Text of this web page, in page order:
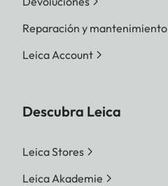
Reparación y mantenimiento
Leica Account
Descubra Leica
Leica Stores
Leica Akademie